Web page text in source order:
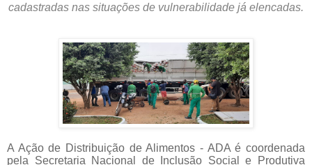
cadastradas nas situações de vulnerabilidade já elencadas.
A Ação de Distribuição de Alimentos - ADA é coordenada
pela Secretaria Nacional de Inclusão Social e Produtiva